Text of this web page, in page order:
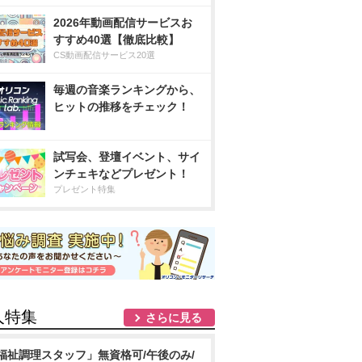
2026年動画配信サービスお
すすめ40選【徹底比較】
CS動画配信サービス20選
毎週の音楽ランキングから、
ヒットの推移をチェック！
試写会、登壇イベント、サイ
ンチェキなどプレゼント！
プレゼント特集
特集 さらに見る
祉調理スタッフ」無資格可/午後のみ/